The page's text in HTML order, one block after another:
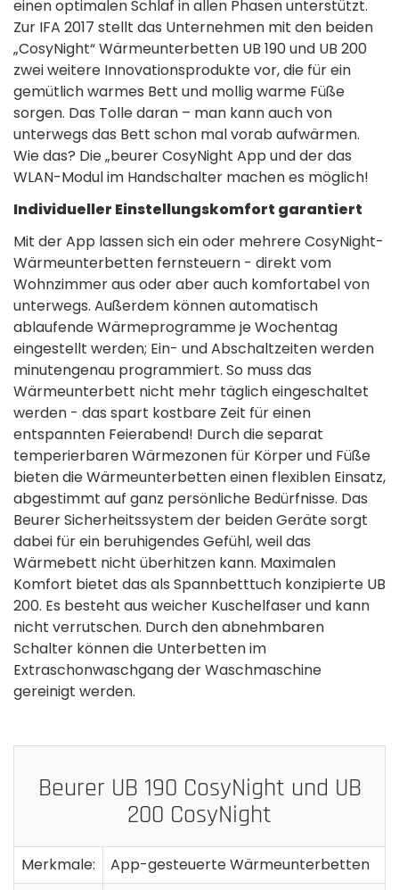
einen optimalen Schlaf in allen Phasen unterstützt.
Zur IFA 2017 stellt das Unternehmen mit den beiden
„CosyNight“ Wärmeunterbetten UB 190 und UB 200
zwei weitere Innovationsprodukte vor, die für ein
gemütlich warmes Bett und mollig warme Füße
sorgen. Das Tolle daran – man kann auch von
unterwegs das Bett schon mal vorab aufwärmen.
Wie das? Die „beurer CosyNight App und der das
WLAN-Modul im Handschalter machen es möglich!
Individueller Einstellungskomfort garantiert
Mit der App lassen sich ein oder mehrere CosyNight-
Wärmeunterbetten fernsteuern - direkt vom
Wohnzimmer aus oder aber auch komfortabel von
unterwegs. Außerdem können automatisch
ablaufende Wärmeprogramme je Wochentag
eingestellt werden; Ein- und Abschaltzeiten werden
minutengenau programmiert. So muss das
Wärmeunterbett nicht mehr täglich eingeschaltet
werden - das spart kostbare Zeit für einen
entspannten Feierabend! Durch die separat
temperierbaren Wärmezonen für Körper und Füße
bieten die Wärmeunterbetten einen flexiblen Einsatz,
abgestimmt auf ganz persönliche Bedürfnisse. Das
Beurer Sicherheitssystem der beiden Geräte sorgt
dabei für ein beruhigendes Gefühl, weil das
Wärmebett nicht überhitzen kann. Maximalen
Komfort bietet das als Spannbetttuch konzipierte UB
200. Es besteht aus weicher Kuschelfaser und kann
nicht verrutschen. Durch den abnehmbaren
Schalter können die Unterbetten im
Extraschonwaschgang der Waschmaschine
gereinigt werden.
Beurer UB 190 CosyNight und UB
200 CosyNight
Merkmale:
App-gesteuerte Wärmeunterbetten